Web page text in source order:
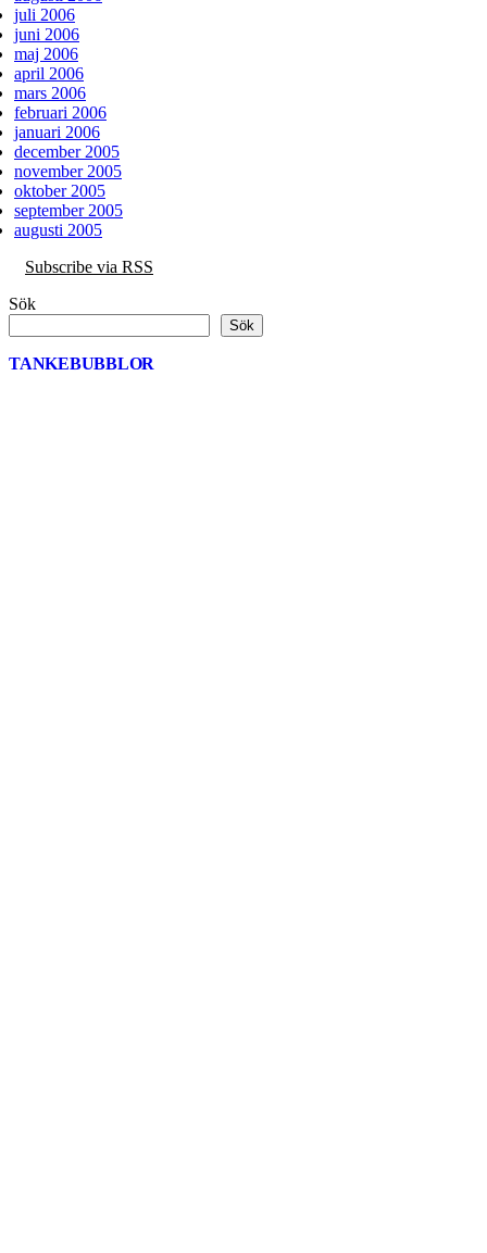
juli 2006
juni 2006
maj 2006
april 2006
mars 2006
februari 2006
januari 2006
december 2005
november 2005
oktober 2005
september 2005
augusti 2005
Subscribe via RSS
Sök
Sök
TANKEBUBBLOR